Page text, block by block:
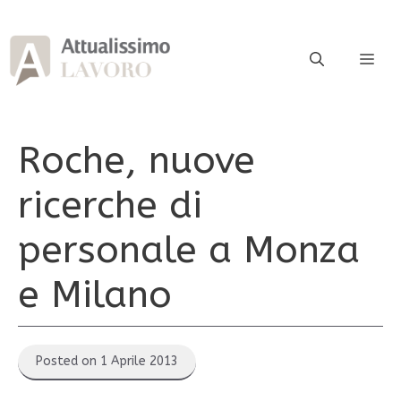
al
contenuto
Roche, nuove
ricerche di
personale a Monza
e Milano
Posted on 1 Aprile 2013